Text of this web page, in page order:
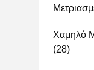
Χαμηλό
(28)